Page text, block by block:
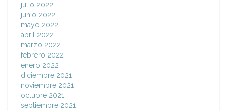
julio 2022
junio 2022
mayo 2022
abril 2022
marzo 2022
febrero 2022
enero 2022
diciembre 2021
noviembre 2021
octubre 2021
septiembre 2021